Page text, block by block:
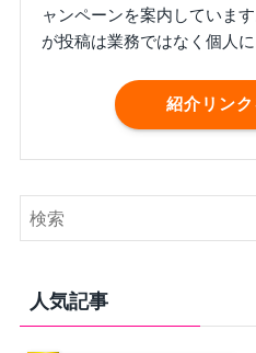
ャンペーンを案内していま
が投稿は業務ではなく個人に
紹介リン
人気記事